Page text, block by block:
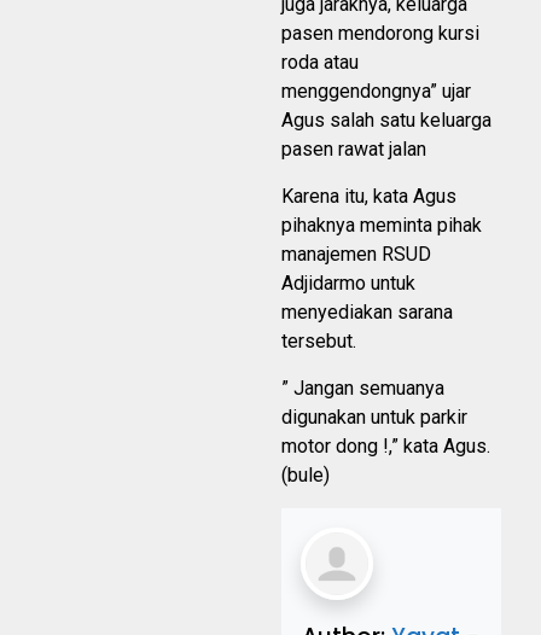
pasen mendorong kursi
roda atau
menggendongnya” ujar
Agus salah satu keluarga
pasen rawat jalan
Karena itu, kata Agus
pihaknya meminta pihak
manajemen RSUD
Adjidarmo untuk
menyediakan sarana
tersebut.
” Jangan semuanya
digunakan untuk parkir
motor dong !,” kata Agus.
(bule)